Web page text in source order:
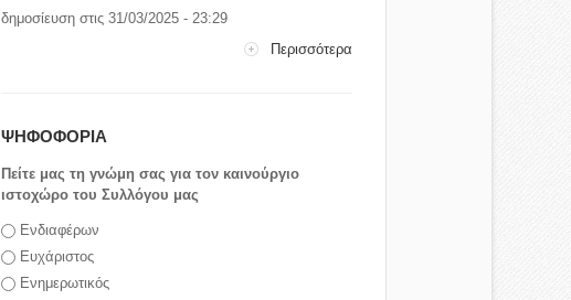
δημοσίευση στις 31/03/2025 - 23:29
Περισσότερα
ΨΗΦΟΦΟΡΙΑ
Πείτε μας τη γνώμη σας για τον καινούργιο
ιστοχώρο του Συλλόγου μας
Επιλογές
Ενδιαφέρων
Ευχάριστος
Ενημερωτικός